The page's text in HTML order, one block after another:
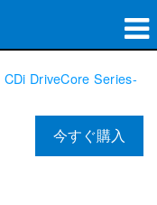
CDi DriveCore Series-
今すぐ購入